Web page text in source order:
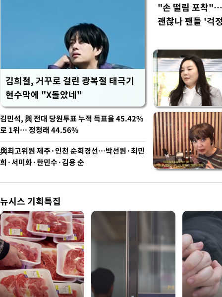
김희철, 거꾸로 걸린 광복절 태극기
현수막에 "X돌았네"
"손 떨림 포착
괜찮나 팬들 '걱
김민석, 與 전대 당원투표 누적 득표율 45.42%
로 1위… 정청래 44.56%
與최고위원 제주·인천 순회경선…박선원·최민
희·서미화·한민수·김용 순
뉴시스 기획특집